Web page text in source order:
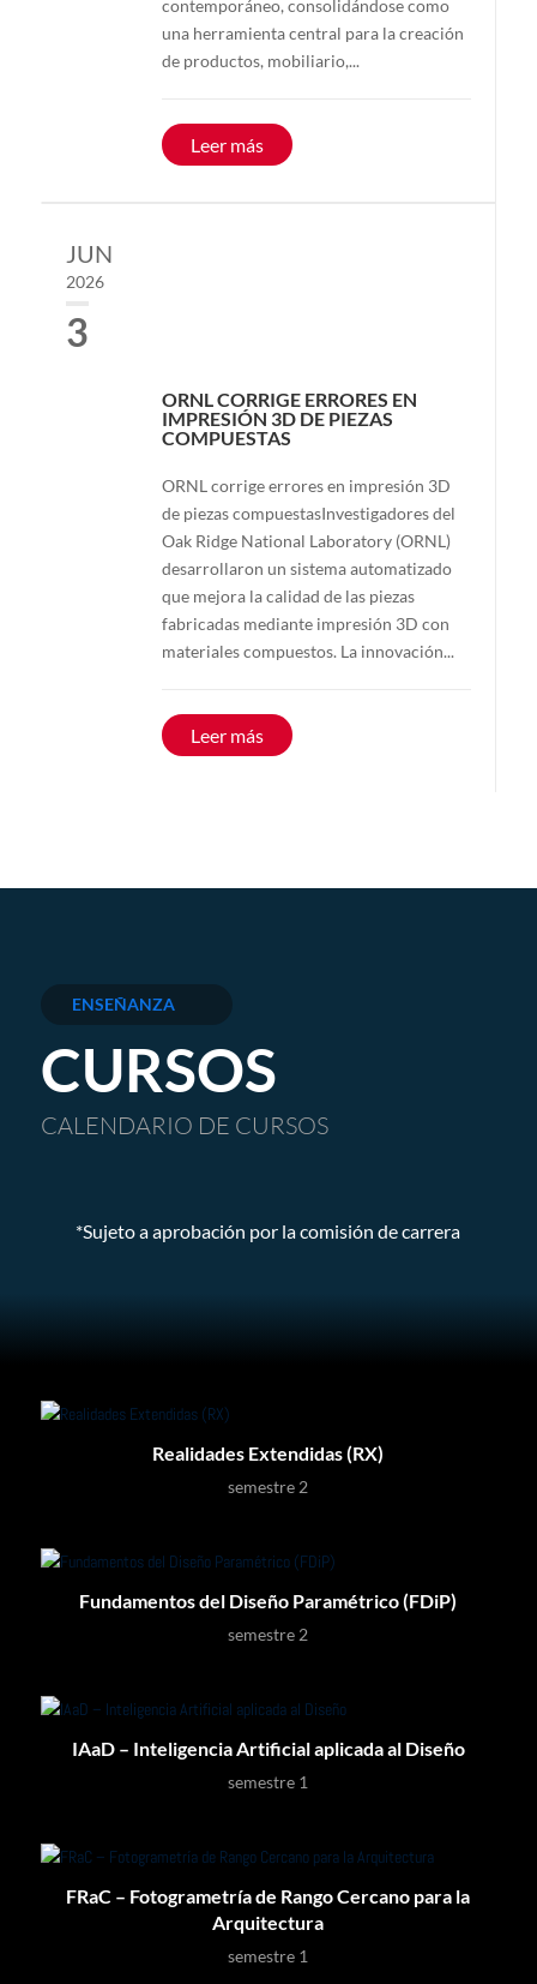
contemporáneo, consolidándose como
una herramienta central para la creación
de productos, mobiliario,...
Leer más
JUN
2026
3
ORNL CORRIGE ERRORES EN
IMPRESIÓN 3D DE PIEZAS
COMPUESTAS
ORNL corrige errores en impresión 3D
de piezas compuestasInvestigadores del
Oak Ridge National Laboratory (ORNL)
desarrollaron un sistema automatizado
que mejora la calidad de las piezas
fabricadas mediante impresión 3D con
materiales compuestos. La innovación...
Leer más
ENSEÑANZA
CURSOS
CALENDARIO DE CURSOS
*Sujeto a aprobación por la comisión de carrera
Realidades Extendidas (RX)
semestre 2
Fundamentos del Diseño Paramétrico (FDiP)
semestre 2
IAaD – Inteligencia Artificial aplicada al Diseño
semestre 1
FRaC – Fotogrametría de Rango Cercano para la
Arquitectura
semestre 1